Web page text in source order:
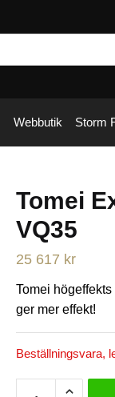
Webbutik Storm
Tomei
VQ35
25 617 kr
Tomei
ger mer effekt!
Beställningsvara,